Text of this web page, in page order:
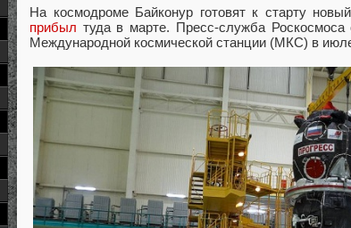
На космодроме Байконур готовят к старту
прибыл туда в марте. Пресс-служба
Международной космической станции (МКС) в